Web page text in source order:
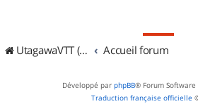
UtagawaVTT (Randos VTT et VTTAE avec traces GPS) Accueil forum
Développé par phpBB® Forum
Traduction française officielle